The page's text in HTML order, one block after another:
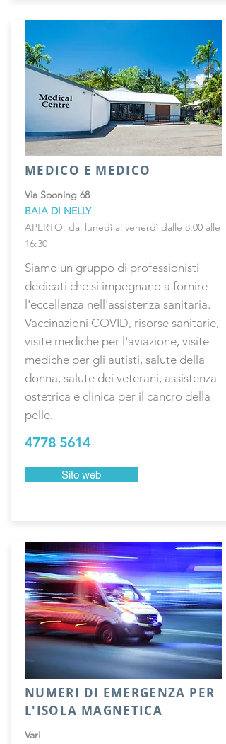
MEDICO E MEDICO
Via Sooning 68
BAIA DI NELLY
APERTO: dal lunedì al venerdì dalle 8:00 alle
16:30
Siamo un gruppo di professionisti
dedicati che si impegnano a fornire
l'eccellenza nell'assistenza sanitaria.
Vaccinazioni COVID, risorse sanitarie,
visite mediche per l'aviazione, visite
mediche per gli autisti, salute della
donna, salute dei veterani, assistenza
ostetrica e clinica per il cancro della
pelle.
4778 5614
Sito web
NUMERI DI EMERGENZA PER
L'ISOLA MAGNETICA
Vari